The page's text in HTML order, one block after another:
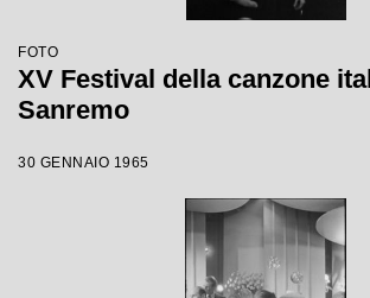
FOTO
XV Festival della canzone
Sanremo
30 GENNAIO 1965